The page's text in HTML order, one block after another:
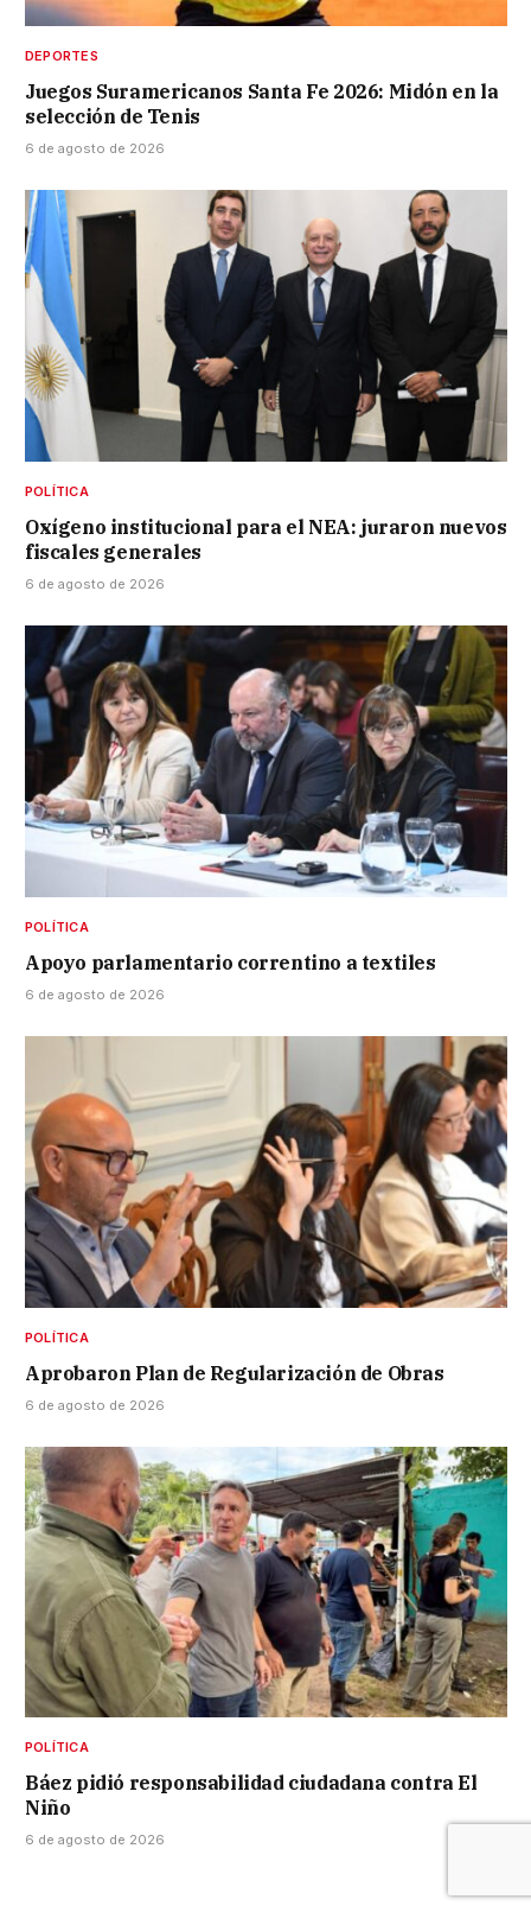
DEPORTES
Juegos Suramericanos Santa Fe 2026: Midón en la
selección de Tenis
6 de agosto de 2026
POLÍTICA
Oxígeno institucional para el NEA: juraron nuevos
fiscales generales
6 de agosto de 2026
POLÍTICA
Apoyo parlamentario correntino a textiles
6 de agosto de 2026
POLÍTICA
Aprobaron Plan de Regularización de Obras
6 de agosto de 2026
POLÍTICA
Báez pidió responsabilidad ciudadana contra El
Niño
6 de agosto de 2026